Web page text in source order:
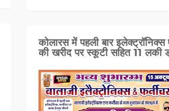
कोलारस में पहली बार इलेक्ट्रॉनिक्स
की खरीद पर स्कूटी सहित 11 लकी